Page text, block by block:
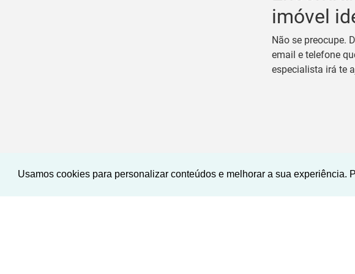
Usamos cookies para personalizar conteúdos e melhorar a sua experiência.
imóvel
Não se preocupe.
email e telefone
especialista irá te